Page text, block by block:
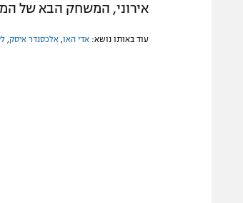
אירוני, המשחק הבא של
עוד באותו נושא: אדי האו אלכסנדר איסק